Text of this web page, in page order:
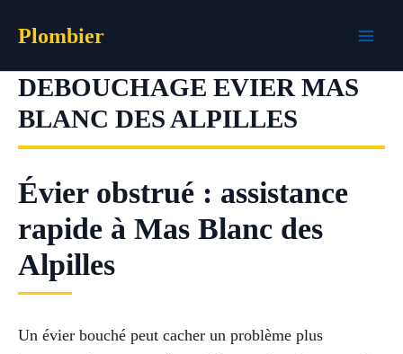
Plombier
DEBOUCHAGE EVIER MAS
BLANC DES ALPILLES
Évier obstrué : assistance
rapide à Mas Blanc des
Alpilles
Un évier bouché peut cacher un problème plus